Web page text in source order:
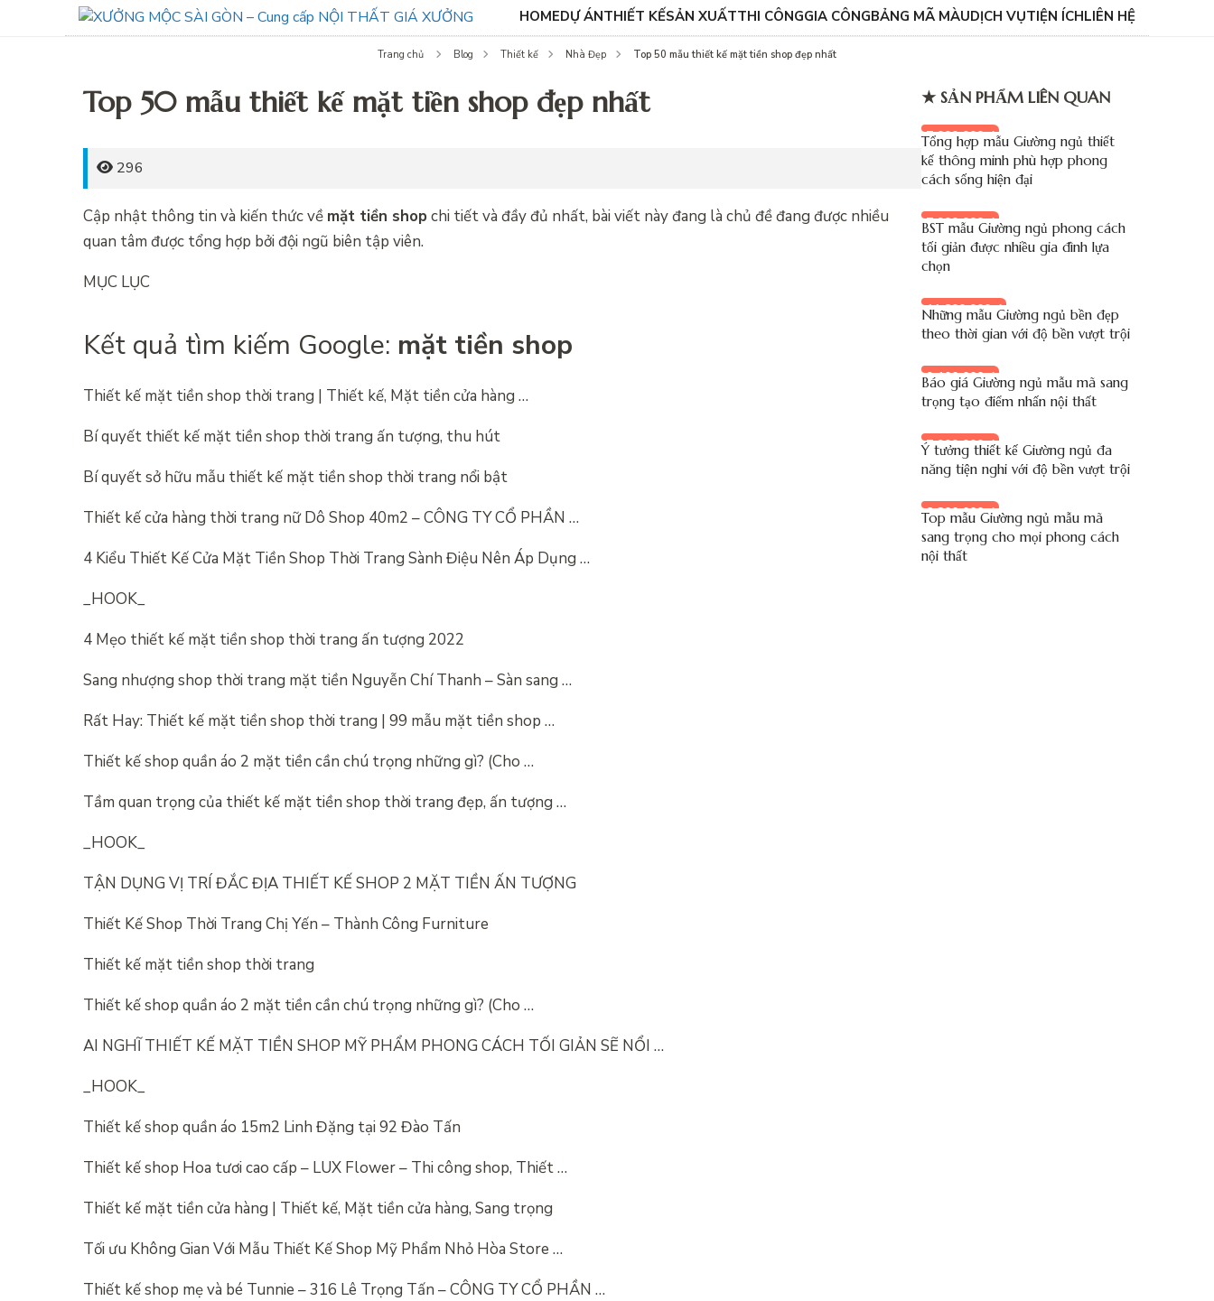
HOMEDỰ ÁNTHIẾT KẾSẢN XUẤTTHI CÔNGGIA CÔNGBẢNG MÃ MÀUDỊCH VỤTIỆN ÍCHLIÊN HỆ
Trang chủ Blog Thiết kế Nhà Đẹp Top 50 mẫu thiết kế mặt tiền shop đẹp nhất
Top 50 mẫu thiết kế mặt tiền shop đẹp nhất
296
Cập nhật thông tin và kiến thức về mặt tiền shopchi tiết và đầy đủ nhất, bài viết này đang là chủ đề đang được nhiều
quan tâm được tổng hợp bởi đội ngũ biên tập viên.
MỤC LỤC
Kết quả tìm kiếm Google: mặt tiền shop
Thiết kế mặt tiền shop thời trang | Thiết kế, Mặt tiền cửa hàng …
Bí quyết thiết kế mặt tiền shop thời trang ấn tượng, thu hút
Bí quyết sở hữu mẫu thiết kế mặt tiền shop thời trang nổi bật
Thiết kế cửa hàng thời trang nữ Dô Shop 40m2 – CÔNG TY CỔ PHẦN …
4 Kiểu Thiết Kế Cửa Mặt Tiền Shop Thời Trang Sành Điệu Nên Áp Dụng …
_HOOK_
4 Mẹo thiết kế mặt tiền shop thời trang ấn tượng 2022
Sang nhượng shop thời trang mặt tiền Nguyễn Chí Thanh – Sàn sang …
Rất Hay: Thiết kế mặt tiền shop thời trang | 99 mẫu mặt tiền shop …
Thiết kế shop quần áo 2 mặt tiền cần chú trọng những gì? (Cho …
Tầm quan trọng của thiết kế mặt tiền shop thời trang đẹp, ấn tượng …
_HOOK_
TẬN DỤNG VỊ TRÍ ĐẮC ĐỊA THIẾT KẾ SHOP 2 MẶT TIỀN ẤN TƯỢNG
Thiết Kế Shop Thời Trang Chị Yến – Thành Công Furniture
Thiết kế mặt tiền shop thời trang
Thiết kế shop quần áo 2 mặt tiền cần chú trọng những gì? (Cho …
AI NGHĨ THIẾT KẾ MẶT TIỀN SHOP MỸ PHẨM PHONG CÁCH TỐI GIẢN SẼ NỔI …
_HOOK_
Thiết kế shop quần áo 15m2 Linh Đặng tại 92 Đào Tấn
Thiết kế shop Hoa tươi cao cấp – LUX Flower – Thi công shop, Thiết …
Thiết kế mặt tiền cửa hàng | Thiết kế, Mặt tiền cửa hàng, Sang trọng
Tối ưu Không Gian Với Mẫu Thiết Kế Shop Mỹ Phẩm Nhỏ Hòa Store …
Thiết kế shop mẹ và bé Tunnie – 316 Lê Trọng Tấn – CÔNG TY CỔ PHẦN …
★ SẢN PHẨM LIÊN QUAN
7.000.000 đ
Tổng hợp mẫu Giường ngủ thiết
kế thông minh phù hợp phong
cách sống hiện đại
7.900.000 đ
BST mẫu Giường ngủ phong cách
tối giản được nhiều gia đình lựa
chọn
11.800.000 đ
Những mẫu Giường ngủ bền đẹp
theo thời gian với độ bền vượt trội
9.100.000 đ
Báo giá Giường ngủ mẫu mã sang
trọng tạo điểm nhấn nội thất
7.900.000 đ
Ý tưởng thiết kế Giường ngủ đa
năng tiện nghi với độ bền vượt trội
8.200.000 đ
Top mẫu Giường ngủ mẫu mã
sang trọng cho mọi phong cách
nội thất